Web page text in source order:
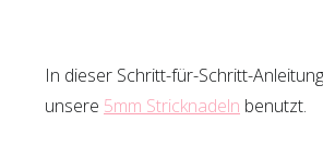
In dieser Schritt-für-Schritt-
unsere 5mm Stricknadeln benutzt.